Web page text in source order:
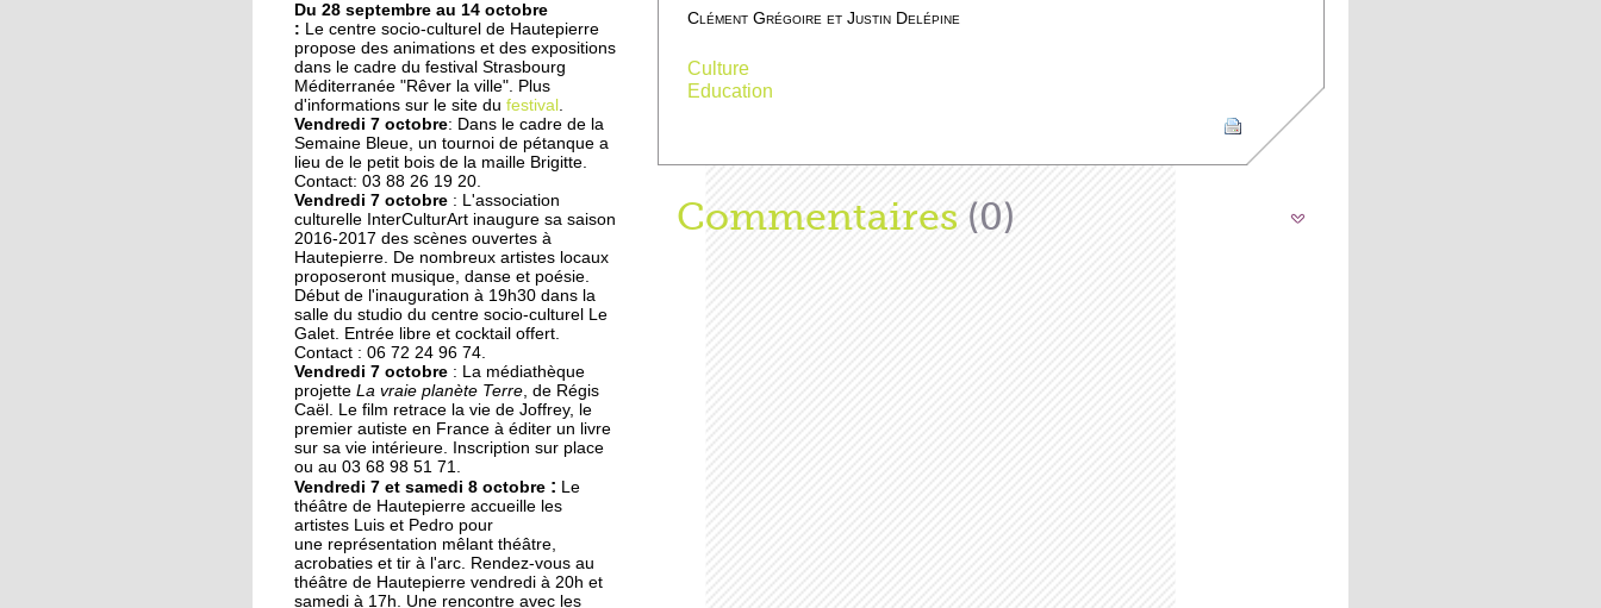
23 septembre 2014
Des collégiens
journalistes du goût
22 septembre 2014
La faculté de théologie
musulmane à l'arrêt
22 septembre 2014
Des perturbations sans
vagues
19 septembre 2014
Anissa, une championne
de karaté engagée dans
son quartier
19 septembre 2014
Nouvelle génération chez
les Gospel Kids
Du 28 septembre au 14 octobre
: Le centre socio-culturel de Hautepierre
propose des animations et des expositions
dans le cadre du festival Strasbourg
Méditerranée "Rêver la ville". Plus
d'informations sur le site du festival .
Vendredi 7 octobre: Dans le cadre de la
Semaine Bleue, un tournoi de pétanque a
lieu de le petit bois de la maille Brigitte.
Contact: 03 88 26 19 20.
Vendredi 7 octobre : L'association
culturelle InterCulturArt inaugure sa saison
2016-2017 des scènes ouvertes à
Hautepierre. De nombreux artistes locaux
proposeront musique, danse et poésie.
Début de l'inauguration à 19h30 dans la
salle du studio du centre socio-culturel Le
Galet. Entrée libre et cocktail offert.
Contact : 06 72 24 96 74.
Vendredi 7 octobre : La médiathèque
projette La vraie planète Terre, de Régis
Caël. Le film retrace la vie de Joffrey, le
premier autiste en France à éditer un livre
sur sa vie intérieure. Inscription sur place
ou au 03 68 98 51 71.
Vendredi 7 et samedi 8 octobre : Le
théâtre de Hautepierre accueille les
artistes Luis et Pedro pour
une représentation mêlant théâtre,
acrobaties et tir à l'arc. Rendez-vous au
théâtre de Hautepierre vendredi à 20h et
samedi à 17h. Une rencontre avec les
Clément Grégoire et Justin Delépine
Culture
Education
Afficher
Commentaires (0)